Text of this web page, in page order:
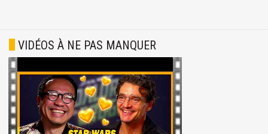
VIDÉOS À NE PAS MANQUER